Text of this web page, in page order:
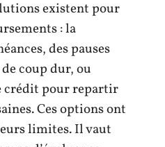
existent pour
: la
des pauses
coup dur, ou
crédit pour repartir
Ces options ont
limites. Il vaut